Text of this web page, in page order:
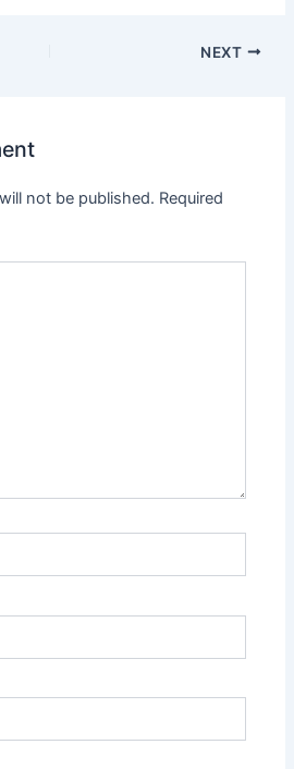
NEXT
not be published. Required